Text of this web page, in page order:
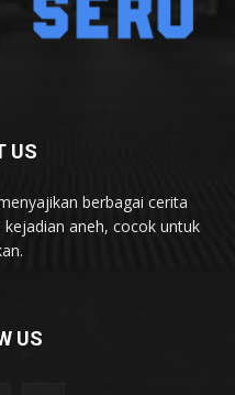
US
berbagai cerita
aneh, cocok untuk
US